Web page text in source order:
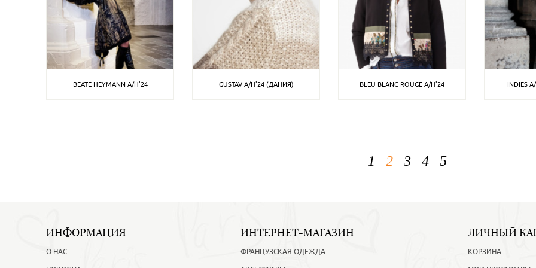
BEATE HEYMANN A/H'24 GUSTAV A/H'24 (ДАНИЯ) BLEU BLANC ROUGE A/H'24 INDIES
1 2 3 4 5
ИНФОРМАЦИЯ
О НАС
ИНТЕРНЕТ-МАГАЗИН
ФРАНЦУЗСКАЯ ОДЕЖДА
ЛИЧНЫЙ
КОРЗИНА